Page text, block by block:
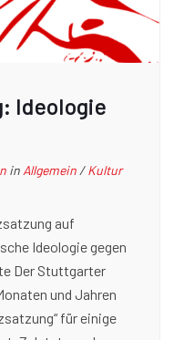
Ideologie
in Allgemein /Kultur
auf
Ideologie gegen
Der Stuttgarter
und Jahren
für einige